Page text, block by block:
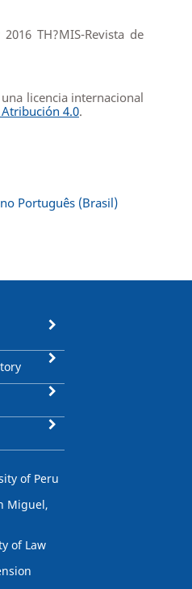
TH?MIS-Revista de
licencia internacional
4.0.
Português (Brasil)
of Peru
Miguel,
of Law